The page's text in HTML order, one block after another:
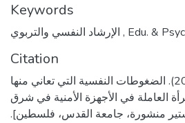
Keywords
, Edu. &
Citation
موسى، آمنه موسى. (2016). الضغوطات النفسية التي تعاني منها
العاملة في الأجهزة الأمنية في شرق
منشورة، جامعة القدس، فلسطين].